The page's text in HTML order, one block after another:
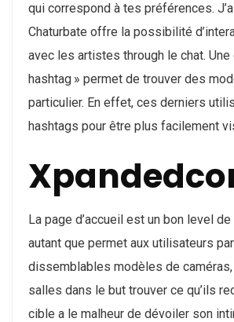
qui correspond à tes préférences.
Chaturbate offre la possibilité
avec les artistes through le chat. Une
hashtag » permet de trouver des
particulier. En effet, ces derniers
hashtags pour être plus facilement
La page d’accueil est un bon level
autant que permet aux utilisateurs
dissemblables modèles de
salles dans le but trouver ce qu’ils
cible a le malheur de dévoiler son